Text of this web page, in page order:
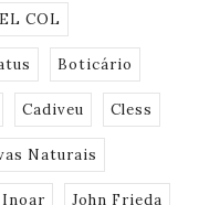
COL
Boticário
Cadiveu Cless
Naturais
Inoar John Frieda